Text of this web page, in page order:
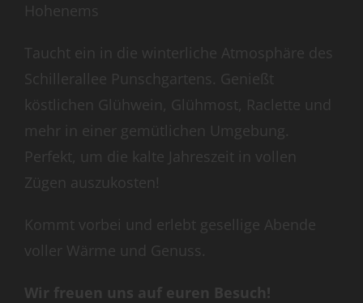
Hohenems
Taucht ein in die winterliche Atmosphäre des
Schillerallee Punschgartens. Genießt
köstlichen Glühwein, Glühmost, Raclette und
mehr in einer gemütlichen Umgebung.
Perfekt, um die kalte Jahreszeit in vollen
Zügen auszukosten!
Kommt vorbei und erlebt gesellige Abende
voller Wärme und Genuss.
Wir freuen uns auf euren Besuch!